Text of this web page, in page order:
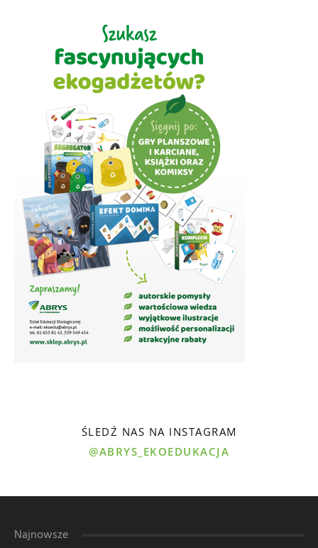
ŚLEDŹ NAS NA INSTAGRAM
@ABRYS_EKOEDUKACJA
Najnowsze